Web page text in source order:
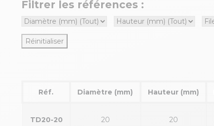
Filtrer les références :
Réinitialiser
Réf. Diamètre (mm) Hauteur (mm)
TD20-20 20 20